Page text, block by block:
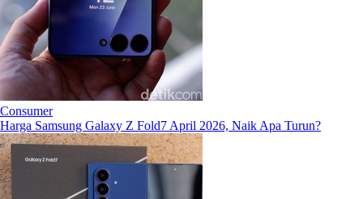
Consumer
Harga Samsung Galaxy Z Fold7 April 2026, Naik Apa Turun?